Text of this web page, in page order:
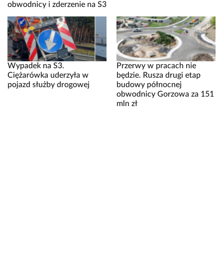
obwodnicy i zderzenie na S3
Wypadek na S3.
Ciężarówka uderzyła w
pojazd służby drogowej
Przerwy w pracach nie
będzie. Rusza drugi etap
budowy północnej
obwodnicy Gorzowa za 151
mln zł